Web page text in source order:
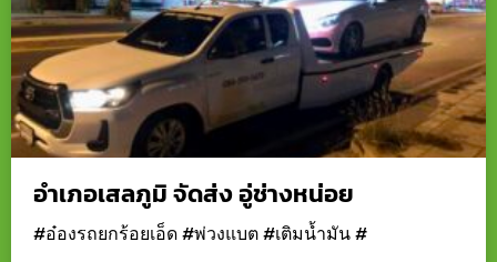
อำเภอเสลภูมิ จัดส่ง อู่ช่างหน่อย
#อ๋องรถยกร้อยเอ็ด #พ่วงแบต #เติมน้ำมัน #